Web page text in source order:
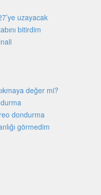
uzayacak
bitirdim
değer mi?
dondurma
görmedim